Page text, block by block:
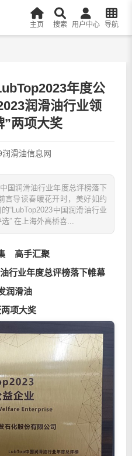
主页 搜索 用户中心 导航
年度公
润滑油行业领
”两项大奖
润滑油信息网
国润滑油行业年度总评榜落下
言导读春暖花开时，美好如约
“LubTop2023中国润滑油行业
” 在上海外高桥喜...
高手汇聚
行业年度总评榜落下帷幕
润滑油
项大奖